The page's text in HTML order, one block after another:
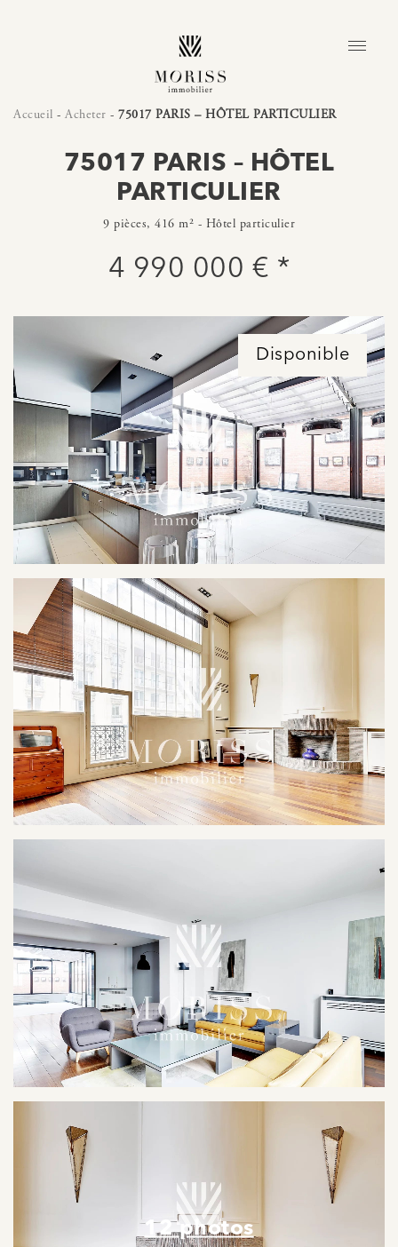
Accueil - Acheter - 75017 PARIS – HÔTEL PARTICULIER
75017 PARIS – HÔTEL
PARTICULIER
9 pièces, 416 m² - Hôtel particulier
4 990 000 € *
Disponible
12 photos